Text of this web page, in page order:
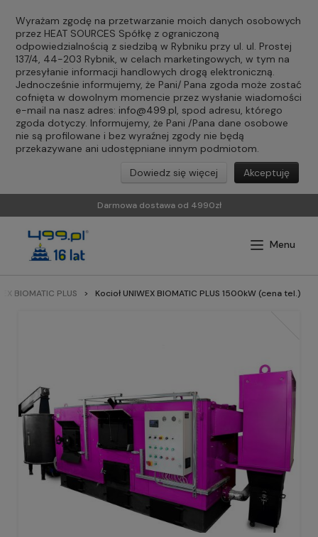
Wyrażam zgodę na przetwarzanie moich danych osobowych
przez HEAT SOURCES Spółkę z ograniczoną
odpowiedzialnością z siedzibą w Rybniku przy ul. ul. Prostej
137/4, 44-203 Rybnik, w celach marketingowych, w tym na
przesyłanie informacji handlowych drogą elektroniczną.
Jednocześnie informujemy, że Pani/ Pana zgoda może zostać
cofnięta w dowolnym momencie przez wysłanie wiadomości
e-mail na nasz adres: info@499.pl, spod adresu, którego
zgoda dotyczy. Informujemy, że Pani /Pana dane osobowe
nie są profilowane i bez wyraźnej zgody nie będą
przekazywane ani udostępniane innym podmiotom.
Akceptuję
Dowiedz się więcej
Darmowa dostawa od 4990zł
BIOMATIC PLUS Kocioł UNIWEX BIOMATIC PLUS 1500kW (cena tel.)